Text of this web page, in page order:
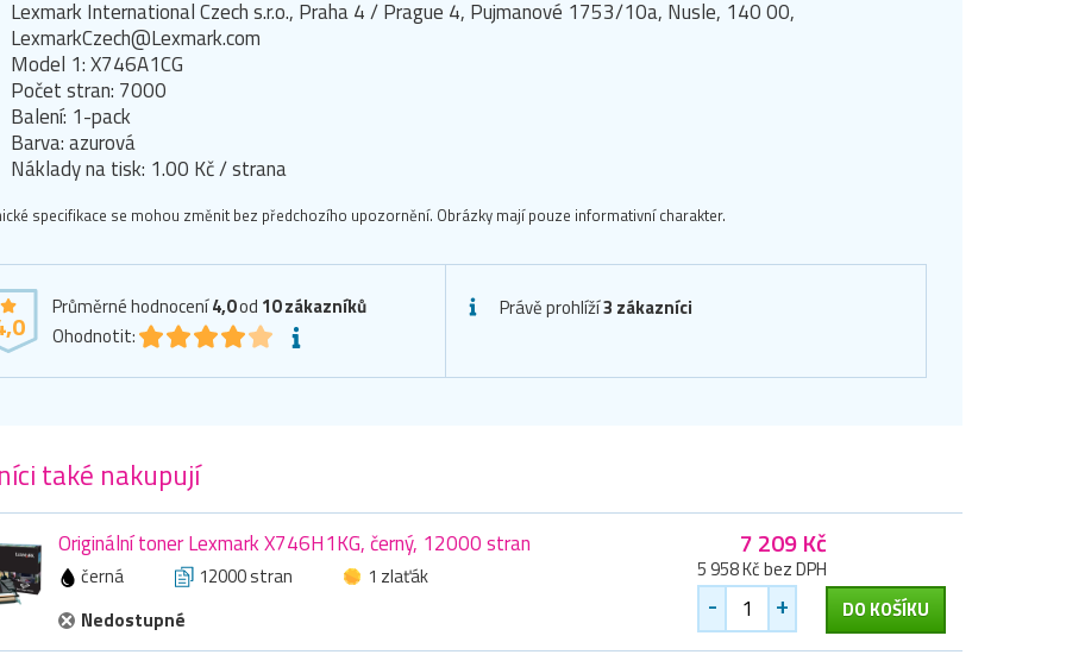
Lexmark International Czech s.r.o., Praha 4 / Prague 4, Pujmanové 1753/10a, Nusle, 140 00,
LexmarkCzech@Lexmark.com
Model 1: X746A1CG
Počet stran: 7000
Balení: 1-pack
Barva: azurová
Náklady na tisk: 1.00 Kč / strana
specifikace se mohou změnit bez předchozího upozornění. Obrázky mají pouze informativní charakter.
Průměrné hodnocení4,0od 10zákazníků
Ohodnotit:
Právě prohlíží3 zákazníci
také nakupují
Originální toner Lexmark X746H1KG, černý, 12000 stran
černá 12000 stran
1 zlaťák
Nedostupné
7 209 Kč
5 958 Kč bez DPH
- + DO KOŠÍKU